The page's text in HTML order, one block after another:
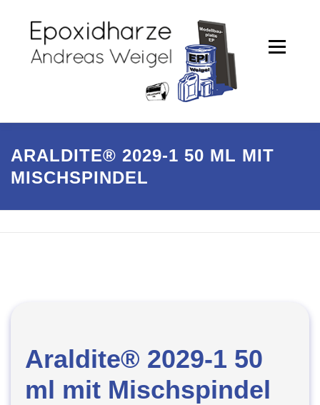
springen
Menü
PARTNER / REFERENZEN
ARALDITE® 2029-1 50 ML MIT
MISCHSPINDEL
Araldite® 2029-1 50
ml mit Mischspindel